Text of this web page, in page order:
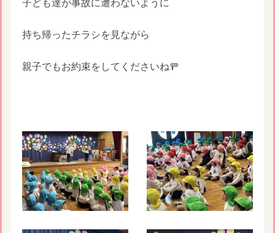
子ども達が事故に遭わないように
持ち帰ったチラシを見ながら
親子でもお約束をしてくださいね🚥